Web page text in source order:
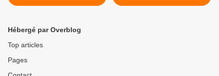
Hébergé par Overblog
Top articles
Pages